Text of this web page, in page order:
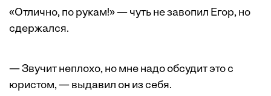
«Отлично, по рукам!» — чуть не завопил Егор, но
сдержался.
— Звучит неплохо, но мне надо обсудит это с
юристом, — выдавил он из себя.